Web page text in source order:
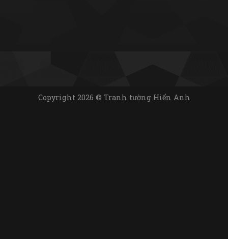
Copyright 2026 © Tranh tường Hiển Anh